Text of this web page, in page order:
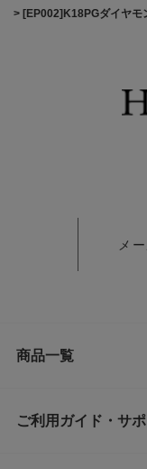
> [EP002]K18PGダイヤモ
メ
商品一覧
ご利用ガイド・サ